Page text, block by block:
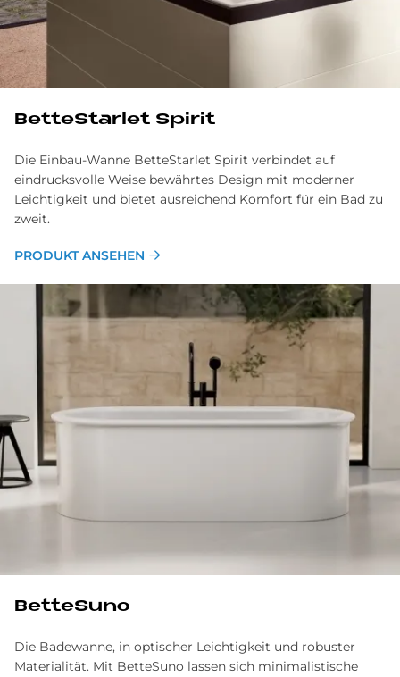
BetteStarlet Spirit
Die Einbau-Wanne BetteStarlet Spirit verbindet auf
eindrucksvolle Weise bewährtes Design mit moderner
Leichtigkeit und bietet ausreichend Komfort für ein Bad zu
zweit.
PRODUKT ANSEHEN
BetteSuno
Die Badewanne, in optischer Leichtigkeit und robuster
Materialität. Mit BetteSuno lassen sich minimalistische